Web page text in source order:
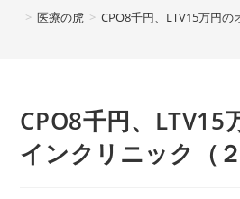
> 医療の虎 > CPO8千円、LTV15万円の
CPO8千円、LTV15
インクリニック（２